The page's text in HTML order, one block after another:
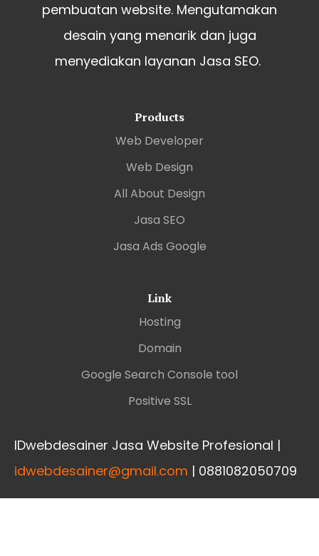
pembuatan website. Mengutamakan
desain yang menarik dan juga
menyediakan layanan Jasa SEO.
Products
Web Developer
Web Design
All About Design
Jasa SEO
Jasa Ads Google
Link
Hosting
Domain
Google Search Console tool
Positive SSL
IDwebdesainer Jasa Website Profesional |
idwebdesainer@gmail.com | 0881082050709